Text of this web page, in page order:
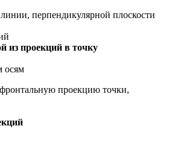
перпендикулярной плоскости
из проекций в точку
осям
проекцию точки,